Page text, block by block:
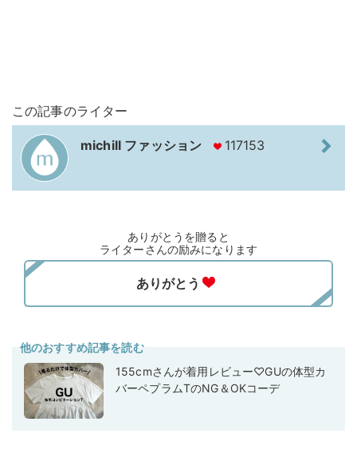
この記事のライター
michill ファッション 117153
ありがとうを贈ると
ライターさんの励みになります
他のおすすめ記事を読む
155cmさんが着用レビュー♡GUの体型カ
バーペプラムTのNG＆OKコーデ